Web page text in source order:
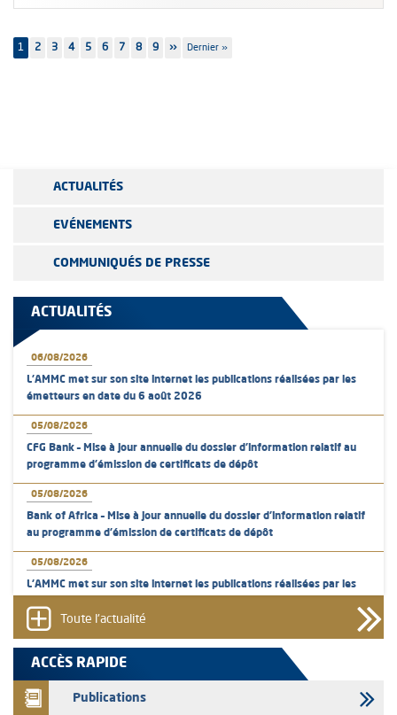
Pagination
1 Page
2 Page
3 Page
4 Page
5 Page
6 Page
7 Page
8 Page
9
Page
››
Dernière
Dernier »
ACTUALITÉS
EVÉNEMENTS
COMMUNIQUÉS DE PRESSE
ACTUALITÉS
06/08/2026
L’AMMC met sur son site internet les publications réalisées par les
émetteurs en date du 6 août 2026
05/08/2026
CFG Bank – Mise à jour annuelle du dossier d’information relatif au
programme d'émission de certificats de dépôt
05/08/2026
Bank of Africa – Mise à jour annuelle du dossier d’information relatif
au programme d'émission de certificats de dépôt
05/08/2026
L’AMMC met sur son site internet les publications réalisées par les
04/08/2026
L’AMMC met sur son site internet les publications réalisées par les
émetteurs en date du 4 août 2026
03/08/2026
Toute l'actualité
ACCÈS RAPIDE
Publications